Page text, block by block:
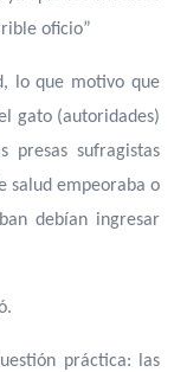
oficio”
lo que motivo que
gato (autoridades)
presas sufragistas
salud empeoraba o
debían ingresar
práctica: las